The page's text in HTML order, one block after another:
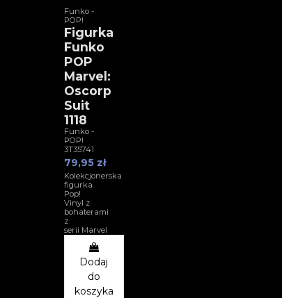
Funko -
POP!
Figurka
Funko
POP
Marvel:
Oscorp
Suit
1118
Funko -
POP!
3T35741
79,95 zł
Kolekcjonerska
figurka
Pop!
Vinyl z
bohaterami
z
serii Marvel
Dodaj
do
koszyka